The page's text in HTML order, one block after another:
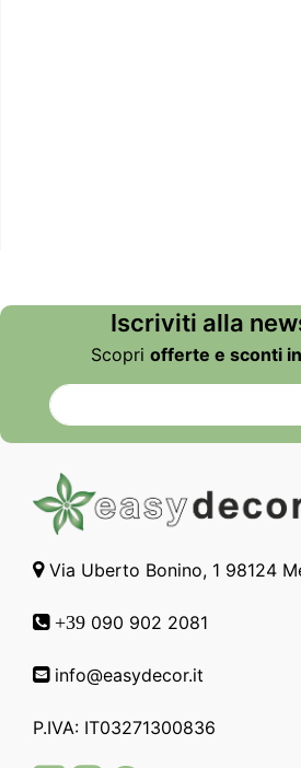
Iscriviti alla
Scopri offerte e sconti
Via Uberto Bonino, 1 98124
+39 090 902 2081
info@easydecor.it
P.IVA: IT03271300836